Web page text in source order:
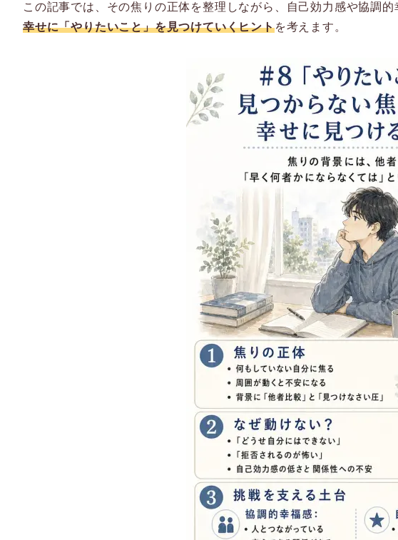
この記事では、その焦りの正体を整理しながら、自己効力感や協調的
幸せに「やりたいこと」を見つけていくヒントを考えます。